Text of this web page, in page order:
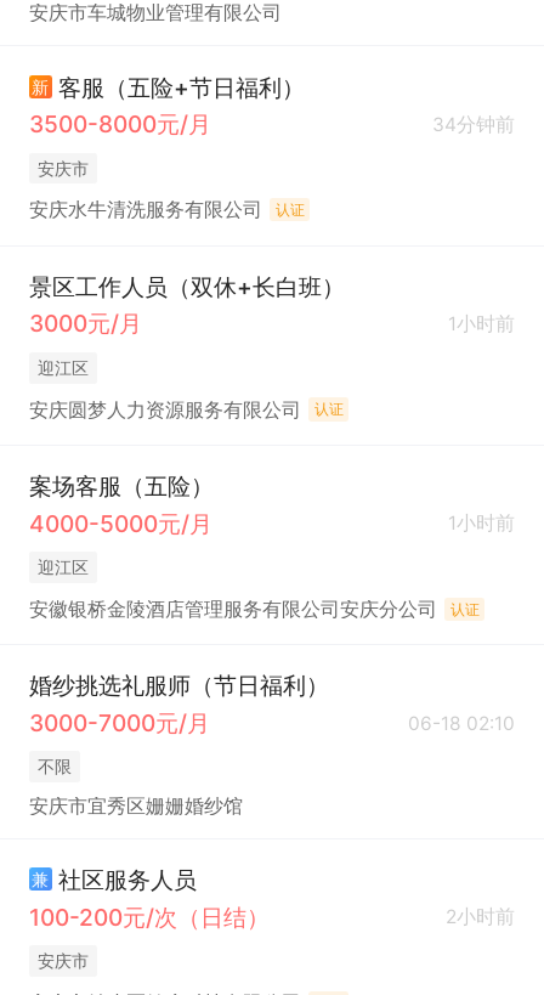
安庆市车城物业管理有限公司
新 客服（五险+节日福利）
3500-8000元/月
34分钟前
安庆市
安庆水牛清洗服务有限公司 认证
景区工作人员（双休+长白班）
3000元/月
1小时前
迎江区
安庆圆梦人力资源服务有限公司 认证
案场客服（五险）
4000-5000元/月
1小时前
迎江区
安徽银桥金陵酒店管理服务有限公司安庆分公司 认证
婚纱挑选礼服师（节日福利）
3000-7000元/月
06-18 02:10
不限
安庆市宜秀区姗姗婚纱馆
兼 社区服务人员
100-200元/次（日结）
2小时前
安庆市